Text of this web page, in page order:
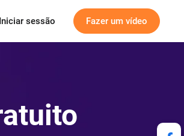
Iniciar sessão Fazer um vídeo